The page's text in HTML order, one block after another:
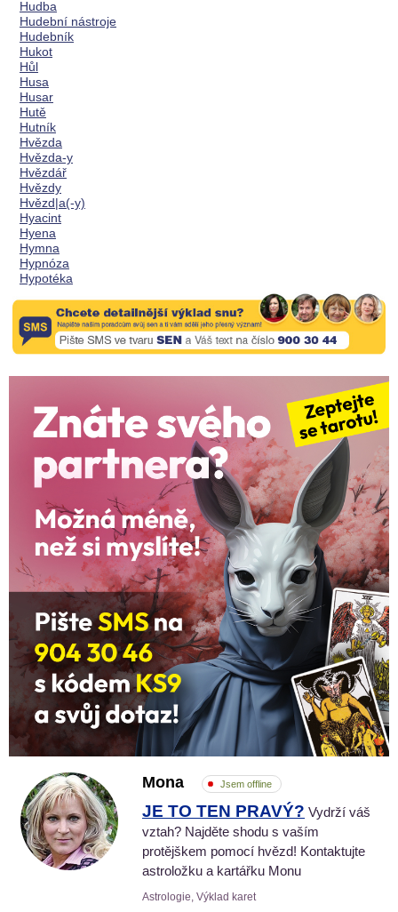
Hudba
Hudební nástroje
Hudebník
Hukot
Hůl
Husa
Husar
Hutě
Hutník
Hvězda
Hvězda-y
Hvězdář
Hvězdy
Hvězd|a(-y)
Hyacint
Hyena
Hymna
Hypnóza
Hypotéka
Mona Jsem offline
JE TO TEN PRAVÝ? Vydrží váš
vztah? Najděte shodu s vaším
protějškem pomocí hvězd! Kontaktujte
astroložku a kartářku Monu
Astrologie, Výklad karet